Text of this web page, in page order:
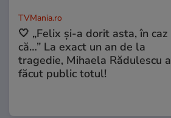
TVMania.ro
🤍 „Felix și-a dorit asta, în caz
că…” La exact un an de la
tragedie, Mihaela Rădulescu a
făcut public totul!